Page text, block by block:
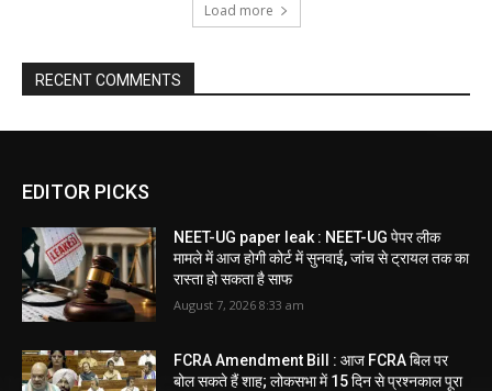
Load more
RECENT COMMENTS
EDITOR PICKS
NEET-UG paper leak : NEET-UG पेपर लीक
मामले में आज होगी कोर्ट में सुनवाई, जांच से ट्रायल तक का
रास्ता हो सकता है साफ
August 7, 2026 8:33 am
FCRA Amendment Bill : आज FCRA बिल पर
बोल सकते हैं शाह; लोकसभा में 15 दिन से प्रश्नकाल पूरा